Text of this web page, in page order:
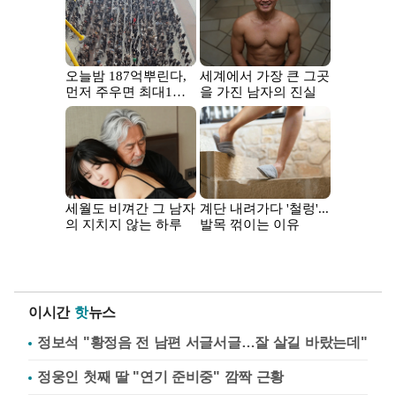
이시간 핫뉴스
정보석 "황정음 전 남편 서글서글…잘 살길 바랐는데"
정웅인 첫째 딸 "연기 준비중" 깜짝 근황